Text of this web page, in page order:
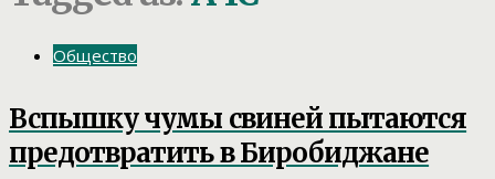
Общество
Вспышку чумы свиней пытаются
предотвратить в Биробиджане